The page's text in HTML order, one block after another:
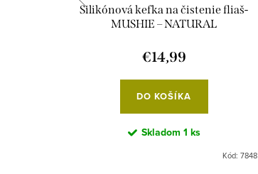
Silikónová kefka na čistenie fliaš-
MUSHIE – NATURAL
€14,99
DO KOŠÍKA
Skladom 1 ks
Kód: 7848